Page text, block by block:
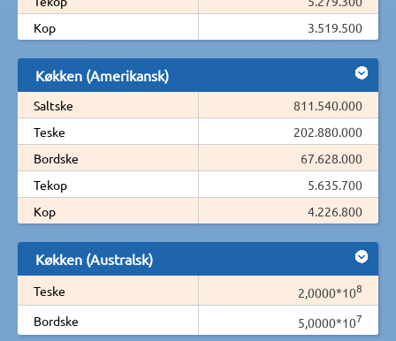
Kop
3.519.500
Køkken (Amerikansk)
Saltske
811.540.000
Teske
202.880.000
Bordske
67.628.000
Tekop
5.635.700
Kop
4.226.800
Køkken (Australsk)
Teske 2,0000*108
Bordske 5,0000*107